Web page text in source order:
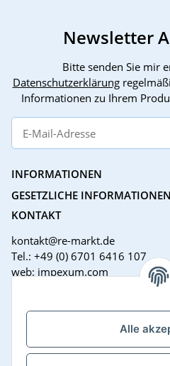
Alle
Newsletter
Bitte senden Sie mir
Datenschutzerklärung
Informationen zu Ihrem
INFORMATIONEN
GESETZLICHE INFORMATIONEN
KONTAKT
kontakt@re-markt.de
Tel.: +49 (0) 6701 6416 107
web: impexum.com
Mo-Fr: 08:00 - 17:00 Uhr